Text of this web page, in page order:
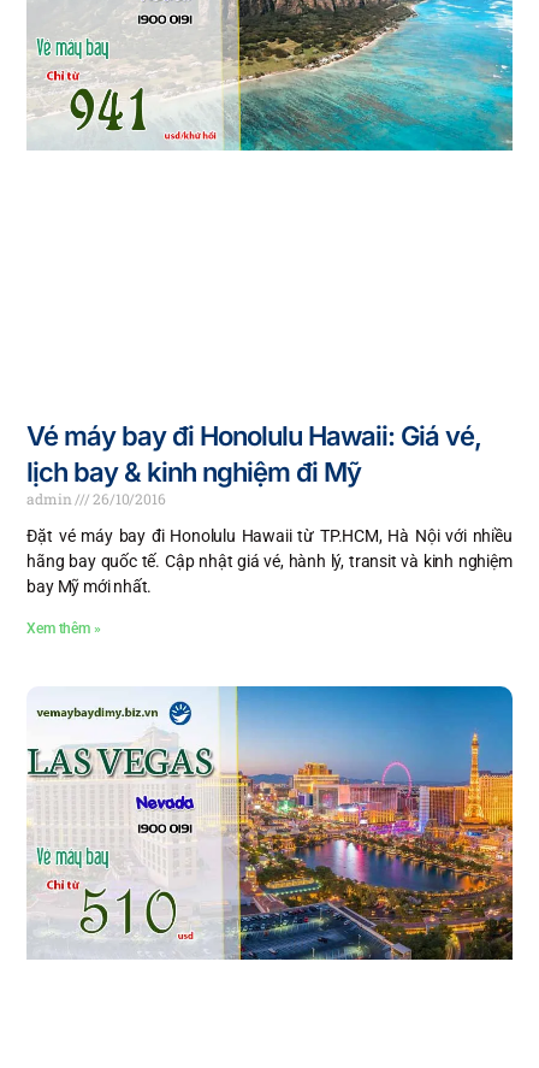
Vé máy bay đi Honolulu Hawaii: Giá vé,
lịch bay & kinh nghiệm đi Mỹ
admin
26/10/2016
Đặt vé máy bay đi Honolulu Hawaii từ TP.HCM, Hà Nội với nhiều
hãng bay quốc tế. Cập nhật giá vé, hành lý, transit và kinh nghiệm
bay Mỹ mới nhất.
Xem thêm »